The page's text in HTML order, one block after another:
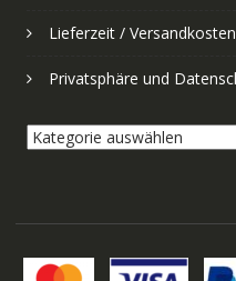
Lieferzeit / Versandkosten
Privatsphäre und
Kategorie